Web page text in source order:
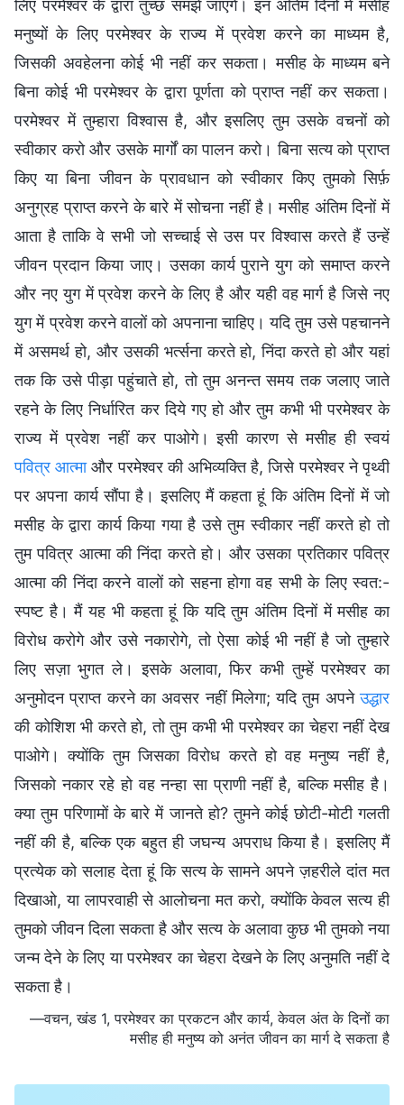
लिए परमेश्वर के द्वारा तुच्छ समझे जाएंगे। इन अंतिम दिनों में मसीह
मनुष्यों के लिए परमेश्वर के राज्य में प्रवेश करने का माध्यम है,
जिसकी अवहेलना कोई भी नहीं कर सकता। मसीह के माध्यम बने
बिना कोई भी परमेश्वर के द्वारा पूर्णता को प्राप्त नहीं कर सकता।
परमेश्वर में तुम्हारा विश्वास है, और इसलिए तुम उसके वचनों को
स्वीकार करो और उसके मार्गों का पालन करो। बिना सत्य को प्राप्त
किए या बिना जीवन के प्रावधान को स्वीकार किए तुमको सिर्फ़
अनुग्रह प्राप्त करने के बारे में सोचना नहीं है। मसीह अंतिम दिनों में
आता है ताकि वे सभी जो सच्चाई से उस पर विश्वास करते हैं उन्हें
जीवन प्रदान किया जाए। उसका कार्य पुराने युग को समाप्त करने
और नए युग में प्रवेश करने के लिए है और यही वह मार्ग है जिसे नए
युग में प्रवेश करने वालों को अपनाना चाहिए। यदि तुम उसे पहचानने
में असमर्थ हो, और उसकी भर्त्सना करते हो, निंदा करते हो और यहां
तक कि उसे पीड़ा पहुंचाते हो, तो तुम अनन्त समय तक जलाए जाते
रहने के लिए निर्धारित कर दिये गए हो और तुम कभी भी परमेश्वर के
राज्य में प्रवेश नहीं कर पाओगे। इसी कारण से मसीह ही स्वयं
पवित्र आत्माऔर परमेश्वर की अभिव्यक्ति है, जिसे परमेश्वर ने पृथ्वी
पर अपना कार्य सौंपा है। इसलिए मैं कहता हूं कि अंतिम दिनों में जो
मसीह के द्वारा कार्य किया गया है उसे तुम स्वीकार नहीं करते हो तो
तुम पवित्र आत्मा की निंदा करते हो। और उसका प्रतिकार पवित्र
आत्मा की निंदा करने वालों को सहना होगा वह सभी के लिए स्वत:-
स्पष्ट है। मैं यह भी कहता हूं कि यदि तुम अंतिम दिनों में मसीह का
विरोध करोगे और उसे नकारोगे, तो ऐसा कोई भी नहीं है जो तुम्हारे
लिए सज़ा भुगत ले। इसके अलावा, फिर कभी तुम्हें परमेश्वर का
अनुमोदन प्राप्त करने का अवसर नहीं मिलेगा; यदि तुम अपनेउद्धार
की कोशिश भी करते हो, तो तुम कभी भी परमेश्वर का चेहरा नहीं देख
पाओगे। क्योंकि तुम जिसका विरोध करते हो वह मनुष्य नहीं है,
जिसको नकार रहे हो वह नन्हा सा प्राणी नहीं है, बल्कि मसीह है।
क्या तुम परिणामों के बारे में जानते हो? तुमने कोई छोटी-मोटी गलती
नहीं की है, बल्कि एक बहुत ही जघन्य अपराध किया है। इसलिए मैं
प्रत्येक को सलाह देता हूं कि सत्य के सामने अपने ज़हरीले दांत मत
दिखाओ, या लापरवाही से आलोचना मत करो, क्योंकि केवल सत्य ही
तुमको जीवन दिला सकता है और सत्य के अलावा कुछ भी तुमको नया
जन्म देने के लिए या परमेश्वर का चेहरा देखने के लिए अनुमति नहीं दे
सकता है।
—वचन, खंड 1, परमेश्वर का प्रकटन और कार्य, केवल अंत के दिनों का
मसीह ही मनुष्य को अनंत जीवन का मार्ग दे सकता है